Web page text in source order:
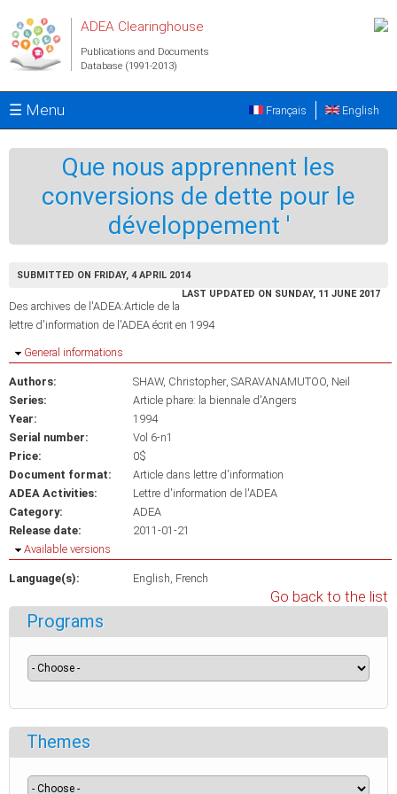
ADEA Clearinghouse
Publications and Documents
Database (1991-2013)
☰ Menu English
Français
Que nous apprennent les
conversions de dette pour le
développement '
SUBMITTED ON FRIDAY, 4 APRIL 2014
LAST UPDATED ON SUNDAY, 11 JUNE 2017
Des archives de l'ADEA:Article de la
lettre d'information de l'ADEA écrit en 1994
Hide
General informations
Authors: SHAW, Christopher SARAVANAMUTOO, Neil
Series:
Article phare: la biennale d'Angers
Year:
1994
Serial number:
Vol 6-n1
Price:
0$
Document format:
Article dans lettre d'information
ADEA Activities:
Lettre d'information de l'ADEA
Category:
ADEA
Release date:
2011-01-21
Hide
Available versions
Language(s): English French
Go back to the list
Programs
Themes